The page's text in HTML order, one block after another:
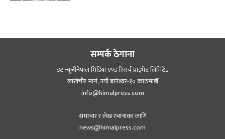
सम्पर्क ठेगाना
डट न्यूजीनेपाल मिडिया एण्ड रिसर्च प्राइभेट लिमिटेड
लाखेचौर मार्ग, नयाँ बानेश्‍वर-१० काठमाडौँ
info@himalpress.com
समाचार र लेख रचानाका लागि
news@himalpress.com